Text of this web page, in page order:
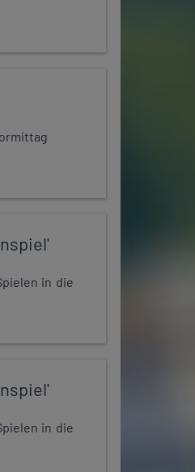
in die
in die